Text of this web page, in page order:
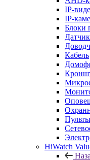
IP-
IP-
Блоки
Кабель
HiWatch